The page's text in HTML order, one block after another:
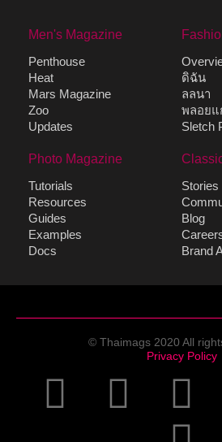
Men's Magazine
Penthouse
Heat
Mars Magazine
Zoo
Updates
ดิฉัน
ลลนา
พลอยแ
Sletch
Photo Magazine
Tutorials
Resources
Guides
Examples
Docs
Stories
Blog
Brand
© Thaimags 2020 All
Privacy Policy